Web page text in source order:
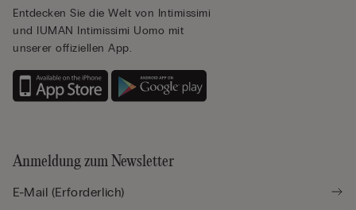
Entdecken Sie die Welt von Intimissimi
und IUMAN Intimissimi Uomo mit
unserer offiziellen App.
Anmeldung zum Newsletter